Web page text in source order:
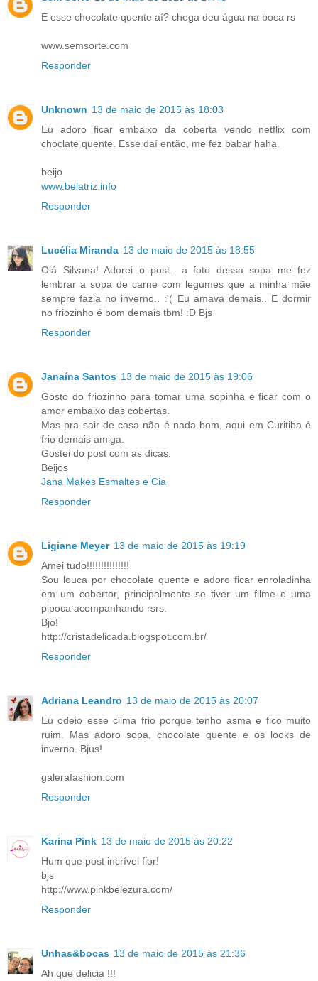
E esse chocolate quente aí? chega deu água na boca rs
www.semsorte.com
Responder
Unknown 13 de maio de 2015 às 18:03
Eu adoro ficar embaixo da coberta vendo netflix com
choclate quente. Esse daí então, me fez babar haha.
beijo
www.belatriz.info
Responder
Lucélia Miranda 13 de maio de 2015 às 18:55
Olá Silvana! Adorei o post.. a foto dessa sopa me fez
lembrar a sopa de carne com legumes que a minha mãe
sempre fazia no inverno.. :'( Eu amava demais.. E dormir
no friozinho é bom demais tbm! :D Bjs
Responder
Janaína Santos 13 de maio de 2015 às 19:06
Gosto do friozinho para tomar uma sopinha e ficar com o
amor embaixo das cobertas.
Mas pra sair de casa não é nada bom, aqui em Curitiba é
frio demais amiga.
Gostei do post com as dicas.
Beijos
Jana Makes Esmaltes e Cia
Responder
Ligiane Meyer 13 de maio de 2015 às 19:19
Amei tudo!!!!!!!!!!!!!!!
Sou louca por chocolate quente e adoro ficar enroladinha
em um cobertor, principalmente se tiver um filme e uma
pipoca acompanhando rsrs.
Bjo!
http://cristadelicada.blogspot.com.br/
Responder
Adriana Leandro 13 de maio de 2015 às 20:07
Eu odeio esse clima frio porque tenho asma e fico muito
ruim. Mas adoro sopa, chocolate quente e os looks de
inverno. Bjus!
galerafashion.com
Responder
Karina Pink 13 de maio de 2015 às 20:22
Hum que post incrível flor!
bjs
http://www.pinkbelezura.com/
Responder
Unhas&bocas 13 de maio de 2015 às 21:36
Ah que delicia !!!